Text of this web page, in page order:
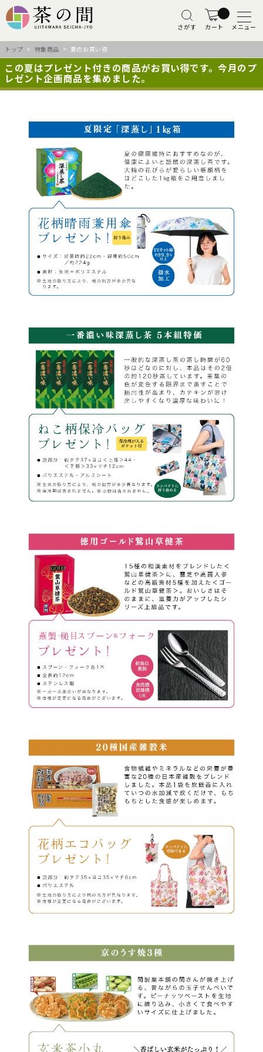
さがす カート メニュー
トップ > 特集商品 > 夏のお買い得
この夏はプレゼント付きの商品がお買い得です。今月のプ
レゼント企画商品を集めました。